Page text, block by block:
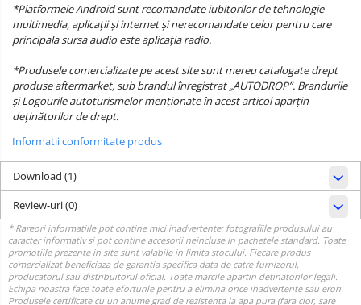
*Platformele Android sunt recomandate iubitorilor de tehnologie
multimedia, aplicații și internet și nerecomandate celor pentru care
principala sursa audio este aplicația radio.
*Produsele comercializate pe acest site sunt mereu catalogate drept
produse aftermarket, sub brandul înregistrat „AUTODROP”. Brandurile
și Logourile autoturismelor menționate în acest articol aparțin
deținătorilor de drept.
Informatii conformitate produs
Download (1)
Review-uri(0)